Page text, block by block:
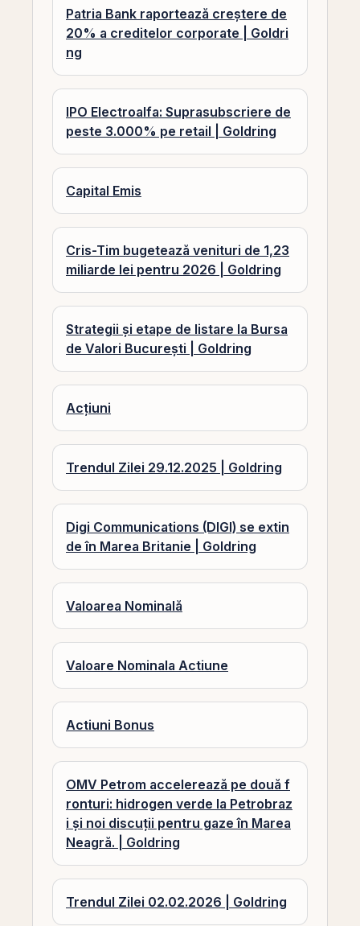
Patria Bank raportează creștere de
20% a creditelor corporate | Goldri
ng
IPO Electroalfa: Suprasubscriere de
peste 3.000% pe retail | Goldring
Capital Emis
Cris-Tim bugetează venituri de 1,23
miliarde lei pentru 2026 | Goldring
Strategii și etape de listare la Bursa
de Valori București | Goldring
Acțiuni
Trendul Zilei 29.12.2025 | Goldring
Digi Communications (DIGI) se extin
de în Marea Britanie | Goldring
Valoarea Nominală
Valoare Nominala Actiune
Actiuni Bonus
OMV Petrom accelerează pe două f
ronturi: hidrogen verde la Petrobraz
i și noi discuții pentru gaze în Marea
Neagră. | Goldring
Trendul Zilei 02.02.2026 | Goldring